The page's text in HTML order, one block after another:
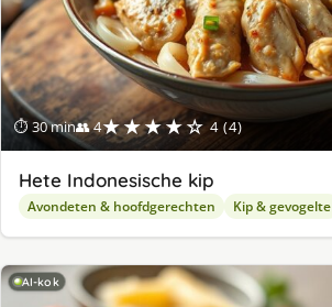
⏱ 30 min👥 4★★★★☆ 4 (4)
Hete Indonesische kip
Avondeten & hoofdgerechten Kip & gevogelte
AI-kok